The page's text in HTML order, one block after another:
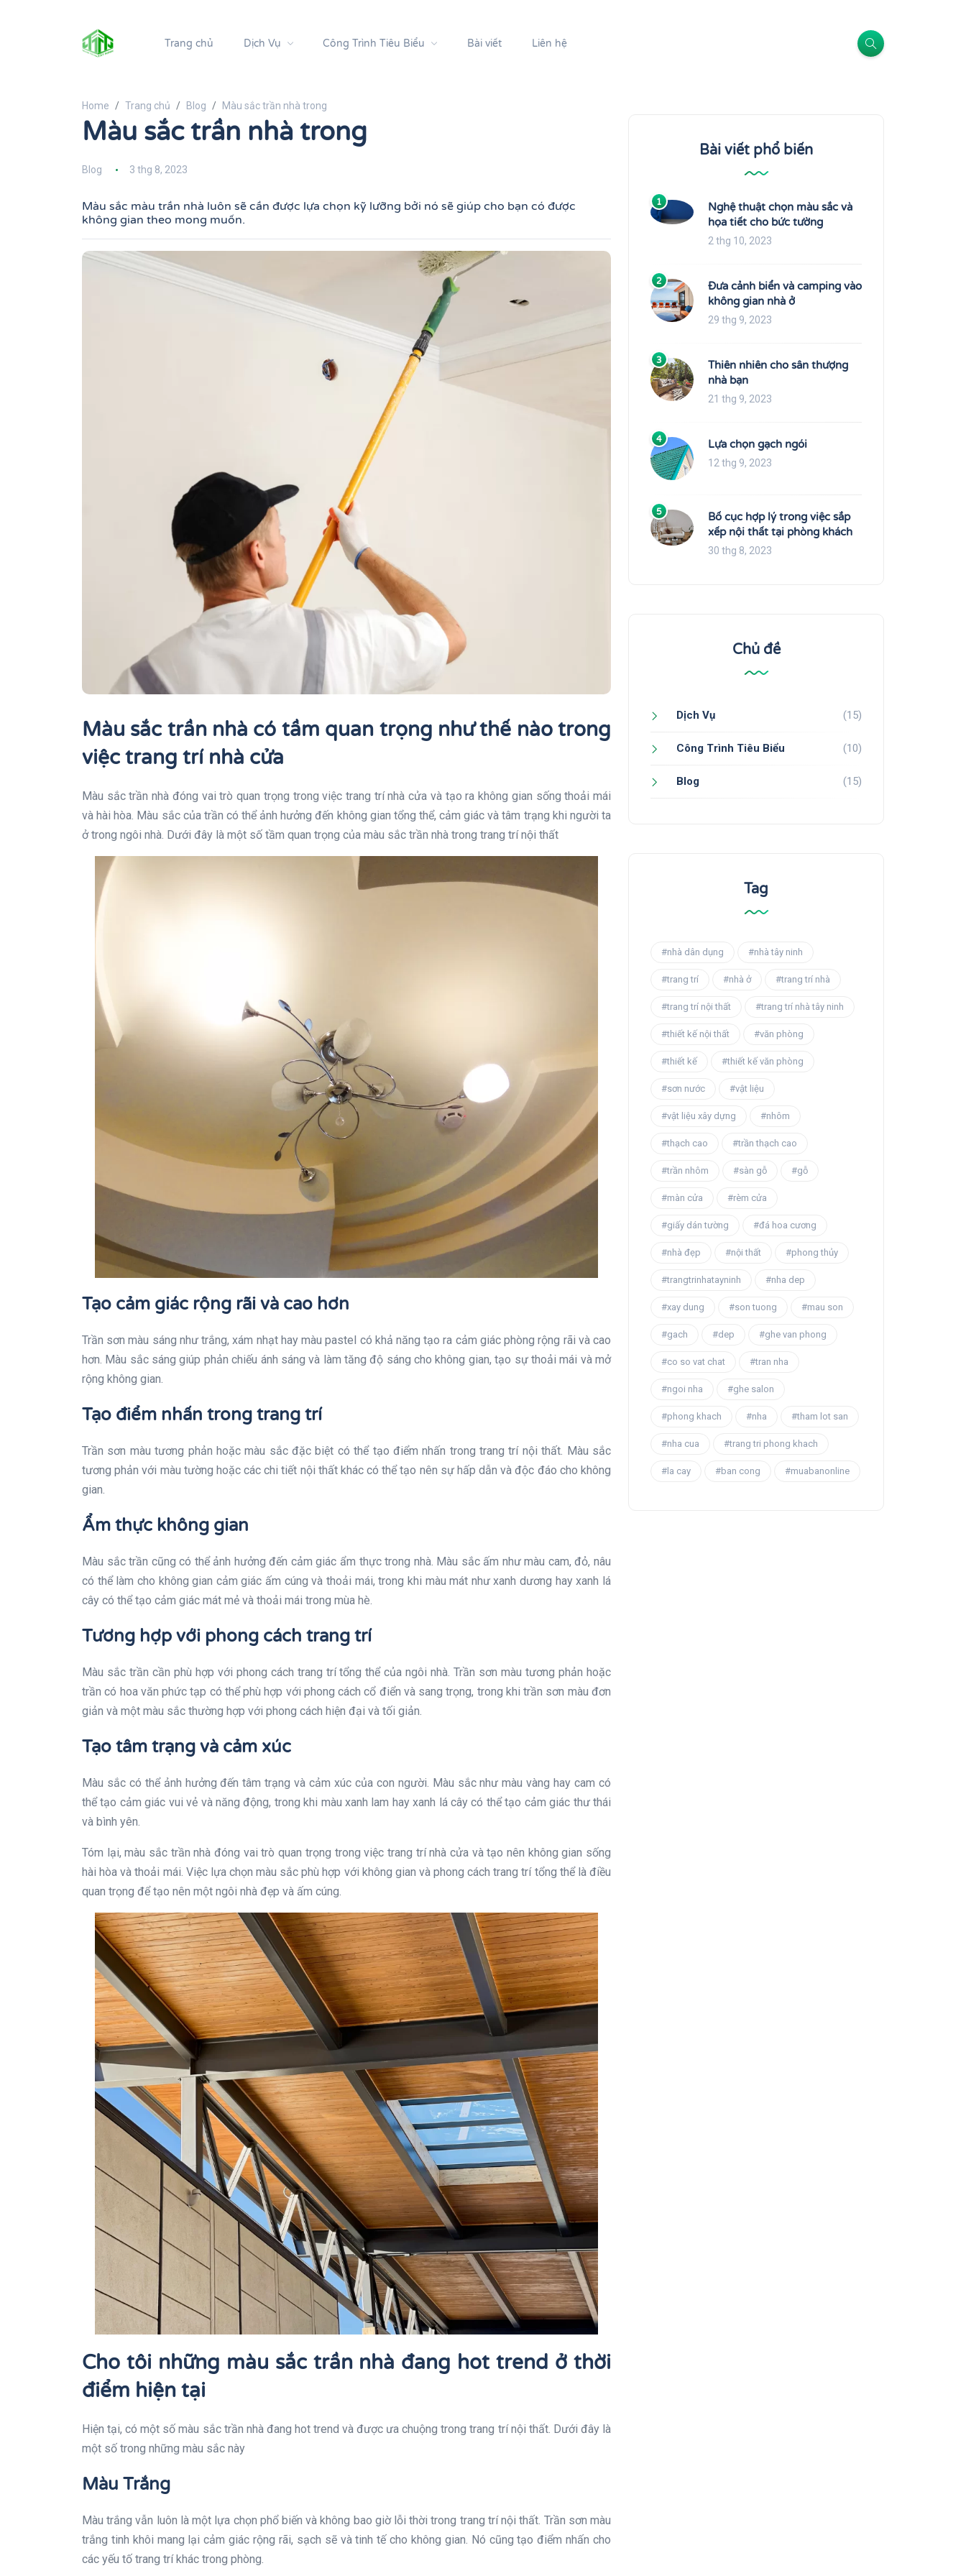
Trang chủ Dịch Vụ Công Trình Tiêu Biểu Bài viết Liên hệ
Home Trang chủ Blog Màu sắc trần nhà trong
Màu sắc trần nhà trong
Blog 3 thg 8, 2023
Màu sắc màu trần nhà luôn sẽ cần được lựa chọn kỹ lưỡng bởi nó sẽ giúp cho bạn có được
không gian theo mong muốn.
Màu sắc trần nhà có tầm quan trọng như thế nào trong
việc trang trí nhà cửa
Màu sắc trần nhà đóng vai trò quan trọng trong việc trang trí nhà cửa và tạo ra không gian sống thoải mái
và hài hòa. Màu sắc của trần có thể ảnh hưởng đến không gian tổng thể, cảm giác và tâm trạng khi người ta
ở trong ngôi nhà. Dưới đây là một số tầm quan trọng của màu sắc trần nhà trong trang trí nội thất
Tạo cảm giác rộng rãi và cao hơn
Trần sơn màu sáng như trắng, xám nhạt hay màu pastel có khả năng tạo ra cảm giác phòng rộng rãi và cao
hơn. Màu sắc sáng giúp phản chiếu ánh sáng và làm tăng độ sáng cho không gian, tạo sự thoải mái và mở
rộng không gian.
Tạo điểm nhấn trong trang trí
Trần sơn màu tương phản hoặc màu sắc đặc biệt có thể tạo điểm nhấn trong trang trí nội thất. Màu sắc
tương phản với màu tường hoặc các chi tiết nội thất khác có thể tạo nên sự hấp dẫn và độc đáo cho không
gian.
Ẩm thực không gian
Màu sắc trần cũng có thể ảnh hưởng đến cảm giác ẩm thực trong nhà. Màu sắc ấm như màu cam, đỏ, nâu
có thể làm cho không gian cảm giác ấm cúng và thoải mái, trong khi màu mát như xanh dương hay xanh lá
cây có thể tạo cảm giác mát mẻ và thoải mái trong mùa hè.
Tương hợp với phong cách trang trí
Màu sắc trần cần phù hợp với phong cách trang trí tổng thể của ngôi nhà. Trần sơn màu tương phản hoặc
trần có hoa văn phức tạp có thể phù hợp với phong cách cổ điển và sang trọng, trong khi trần sơn màu đơn
giản và một màu sắc thường hợp với phong cách hiện đại và tối giản.
Tạo tâm trạng và cảm xúc
Màu sắc có thể ảnh hưởng đến tâm trạng và cảm xúc của con người. Màu sắc như màu vàng hay cam có
thể tạo cảm giác vui vẻ và năng động, trong khi màu xanh lam hay xanh lá cây có thể tạo cảm giác thư thái
và bình yên.
Tóm lại, màu sắc trần nhà đóng vai trò quan trọng trong việc trang trí nhà cửa và tạo nên không gian sống
hài hòa và thoải mái. Việc lựa chọn màu sắc phù hợp với không gian và phong cách trang trí tổng thể là điều
quan trọng để tạo nên một ngôi nhà đẹp và ấm cúng.
Cho tôi những màu sắc trần nhà đang hot trend ở thời
điểm hiện tại
Hiện tại, có một số màu sắc trần nhà đang hot trend và được ưa chuộng trong trang trí nội thất. Dưới đây là
một số trong những màu sắc này
Màu Trắng
Màu trắng vẫn luôn là một lựa chọn phổ biến và không bao giờ lỗi thời trong trang trí nội thất. Trần sơn màu
trắng tinh khôi mang lại cảm giác rộng rãi, sạch sẽ và tinh tế cho không gian. Nó cũng tạo điểm nhấn cho
các yếu tố trang trí khác trong phòng.
Bài viết phổ biến
1
Nghệ thuật chọn màu sắc và
họa tiết cho bức tường
2 thg 10, 2023
2
Đưa cảnh biển và camping vào
không gian nhà ở
29 thg 9, 2023
3
Thiên nhiên cho sân thượng
nhà bạn
21 thg 9, 2023
4 Lựa chọn gạch ngói
12 thg 9, 2023
5
Bố cục hợp lý trong việc sắp
xếp nội thất tại phòng khách
30 thg 8, 2023
Chủ đề
Dịch Vụ (15)
Công Trình Tiêu Biểu (10)
Blog (15)
Tag
#nhà dân dụng #nhà tây ninh
#trang trí #nhà ở #trang trí nhà
#trang trí nội thất #trang trí nhà tây ninh
#thiết kế nội thất #văn phòng
#thiết kế #thiết kế văn phòng
#sơn nước #vật liệu
#vật liệu xây dựng #nhôm
#thạch cao #trần thạch cao
#trần nhôm #sàn gỗ #gỗ
#màn cửa #rèm cửa
#giấy dán tường #đá hoa cương
#nhà đẹp #nội thất #phong thủy
#trangtrinhatayninh #nha dep
#xay dung #son tuong #mau son
#gach #dep #ghe van phong
#co so vat chat #tran nha
#ngoi nha #ghe salon
#phong khach #nha #tham lot san
#nha cua #trang tri phong khach
#la cay #ban cong #muabanonline